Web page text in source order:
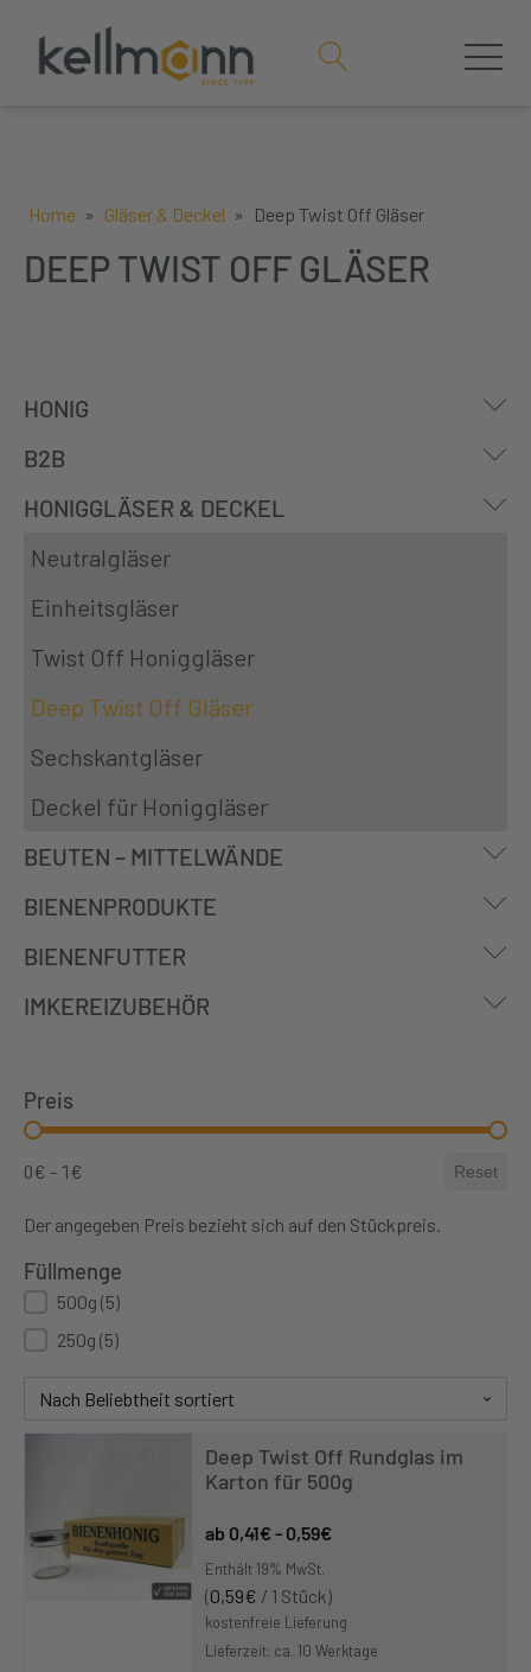
Home » Gläser & Deckel » Deep Twist Off Gläser
DEEP TWIST OFF GLÄSER
HONIG
B2B
HONIGGLÄSER & DECKEL
Neutralgläser
Einheitsgläser
Twist Off Honiggläser
Deep Twist Off Gläser
Sechskantgläser
Deckel für Honiggläser
BEUTEN – MITTELWÄNDE
BIENENPRODUKTE
BIENENFUTTER
IMKEREIZUBEHÖR
Preis
Price Range Slider
0€ - 1€ Reset
Der angegeben Preis bezieht sich auf den Stückpreis.
Füllmenge
Gläser Füllmenge
500g (5)
250g (5)
Deep Twist Off Rundglas im
Karton für 500g
0,41€ - 0,59€
Enthält 19% MwSt.
(0,59€ / 1 Stück)
kostenfreie Lieferung
Lieferzeit: ca. 10 Werktage